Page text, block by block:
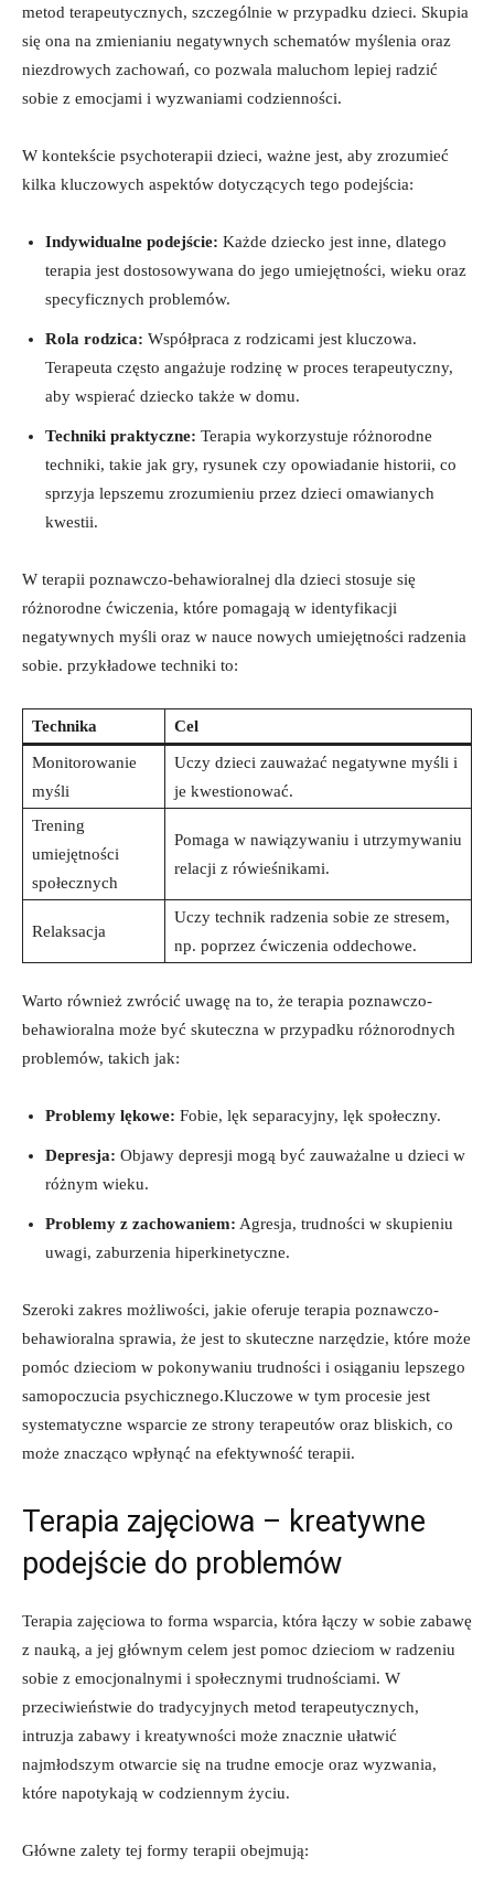
metod terapeutycznych, szczególnie w przypadku dzieci. Skupia
się ona na zmienianiu negatywnych schematów myślenia oraz
niezdrowych zachowań, co pozwala maluchom lepiej radzić
sobie z emocjami i wyzwaniami codzienności.
W kontekście psychoterapii dzieci, ważne jest, aby zrozumieć
kilka kluczowych aspektów dotyczących tego podejścia:
Indywidualne podejście: Każde dziecko jest inne, dlatego
terapia jest dostosowywana do jego umiejętności, wieku oraz
specyficznych problemów.
Rola rodzica: Współpraca z rodzicami jest kluczowa.
Terapeuta często angażuje rodzinę w proces terapeutyczny,
aby wspierać dziecko także w domu.
Techniki praktyczne: Terapia wykorzystuje różnorodne
techniki, takie jak gry, rysunek czy opowiadanie historii, co
sprzyja lepszemu zrozumieniu przez dzieci omawianych
kwestii.
W terapii poznawczo-behawioralnej dla dzieci stosuje się
różnorodne ćwiczenia, które pomagają w identyfikacji
negatywnych myśli oraz w nauce nowych umiejętności radzenia
sobie. przykładowe techniki to:
Technika Cel
Monitorowanie
myśli
Uczy dzieci zauważać negatywne myśli i
je kwestionować.
Trening
umiejętności
społecznych
Pomaga w nawiązywaniu i utrzymywaniu
relacji z rówieśnikami.
Relaksacja
Uczy technik radzenia sobie ze stresem,
np. poprzez ćwiczenia oddechowe.
Warto również zwrócić uwagę na to, że terapia poznawczo-
behawioralna może być skuteczna w przypadku różnorodnych
problemów, takich jak:
Problemy lękowe: Fobie, lęk separacyjny, lęk społeczny.
Depresja: Objawy depresji mogą być zauważalne u dzieci w
różnym wieku.
Problemy z zachowaniem: Agresja, trudności w skupieniu
uwagi, zaburzenia hiperkinetyczne.
Szeroki zakres możliwości, jakie oferuje terapia poznawczo-
behawioralna sprawia, że jest to skuteczne narzędzie, które może
pomóc dzieciom w pokonywaniu trudności i osiąganiu lepszego
samopoczucia psychicznego.Kluczowe w tym procesie jest
systematyczne wsparcie ze strony terapeutów oraz bliskich, co
może znacząco wpłynąć na efektywność terapii.
Terapia zajęciowa – kreatywne
podejście do problemów
Terapia zajęciowa to forma wsparcia, która łączy w sobie zabawę
z nauką, a jej głównym celem jest pomoc dzieciom w radzeniu
sobie z emocjonalnymi i społecznymi trudnościami. W
przeciwieństwie do tradycyjnych metod terapeutycznych,
intruzja zabawy i kreatywności może znacznie ułatwić
najmłodszym otwarcie się na trudne emocje oraz wyzwania,
które napotykają w codziennym życiu.
Główne zalety tej formy terapii obejmują: